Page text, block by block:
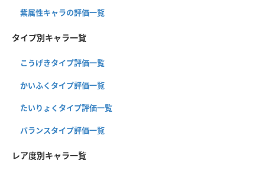
紫属性キャラの評価一覧
タイプ別キャラ一覧
こうげきタイプ評価一覧
かいふくタイプ評価一覧
たいりょくタイプ評価一覧
バランスタイプ評価一覧
レア度別キャラ一覧